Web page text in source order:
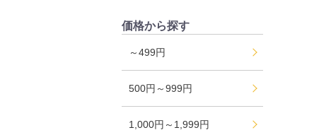
価格から探す
～499円
500円～999円
1,000円～1,999円